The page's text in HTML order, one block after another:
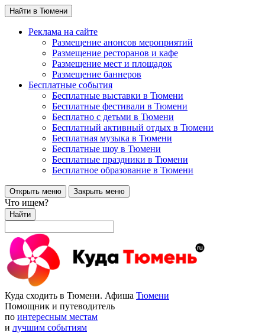
Найти в Тюмени
Реклама на сайте
Размещение анонсов мероприятий
Размещение ресторанов и кафе
Размещение мест и площадок
Размещение баннеров
Бесплатные события
Бесплатные выставки в Тюмени
Бесплатные фестивали в Тюмени
Бесплатно с детьми в Тюмени
Бесплатный активный отдых в Тюмени
Бесплатная музыка в Тюмени
Бесплатные шоу в Тюмени
Бесплатные праздники в Тюмени
Бесплатное образование в Тюмени
Открыть меню Закрыть меню
Что ищем?
Найти
Куда сходить в Тюмени. Афиша Тюмени
Помощник и путеводитель
по интересным местам
и лучшим событиям